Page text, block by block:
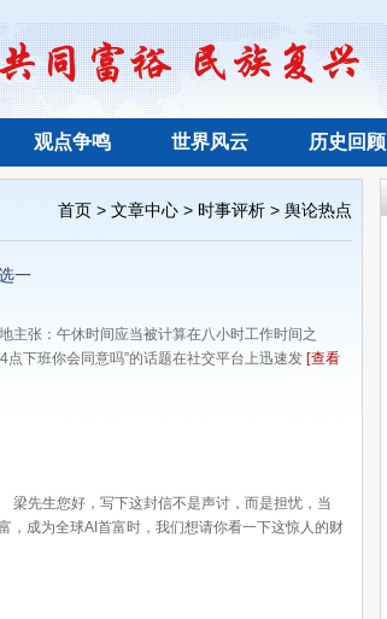
观点争鸣 世界风云 历史回顾
首页 > 文章中心 > 时事评析 > 舆论热点
一
午休时间应当被计算在八小时工作时间之
班你会同意吗”的话题在社交平台上迅速发 [查看
生您好，写下这封信不是声讨，而是担忧，当
，成为全球AI首富时，我们想请你看一下这惊人的财